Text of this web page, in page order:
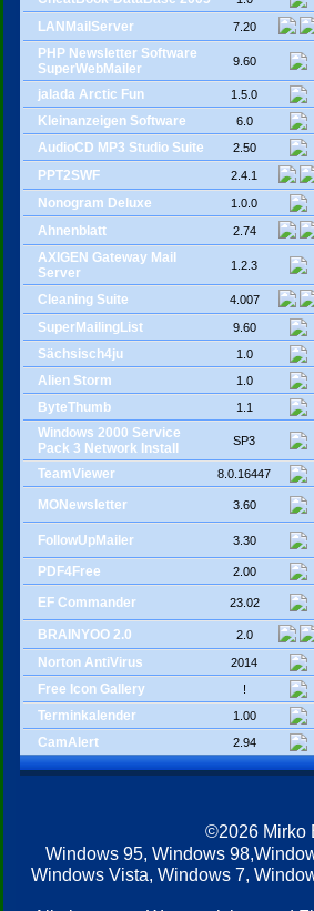
LANMailServer 7.20
PHP Newsletter Software
SuperWebMailer
9.60
jalada Arctic Fun 1.5.0
Kleinanzeigen Software 6.0
AudioCD MP3 Studio Suite 2.50
PPT2SWF 2.4.1
Nonogram Deluxe 1.0.0
Ahnenblatt 2.74
AXIGEN Gateway Mail
Server
1.2.3
Cleaning Suite 4.007
SuperMailingList 9.60
Sächsisch4ju 1.0
Alien Storm 1.0
ByteThumb 1.1
Windows 2000 Service
Pack 3 Network Install
SP3
TeamViewer 8.0.16447
MONewsletter 3.60
FollowUpMailer 3.30
PDF4Free 2.00
EF Commander 23.02
BRAINYOO 2.0 2.0
Norton AntiVirus 2014
Free Icon Gallery !
Terminkalender 1.00
CamAlert 2.94
©2026 Mirko
Windows 95, Windows
Windows Vista, Windows 7,